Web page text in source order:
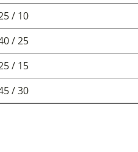
/ 10
/ 25
/ 15
/ 30